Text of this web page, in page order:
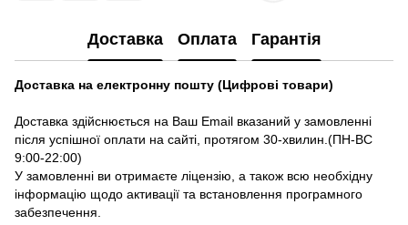
Доставка Оплата Гарантія
Доставка на електронну пошту (Цифрові товари)
Доставка здійснюється на Ваш Email вказаний у замовленні
після успішної оплати на сайті, протягом 30-хвилин.(ПН-ВС
9:00-22:00)
У замовленні ви отримаєте ліцензію, а також всю необхідну
інформацію щодо активації та встановлення програмного
забезпечення.